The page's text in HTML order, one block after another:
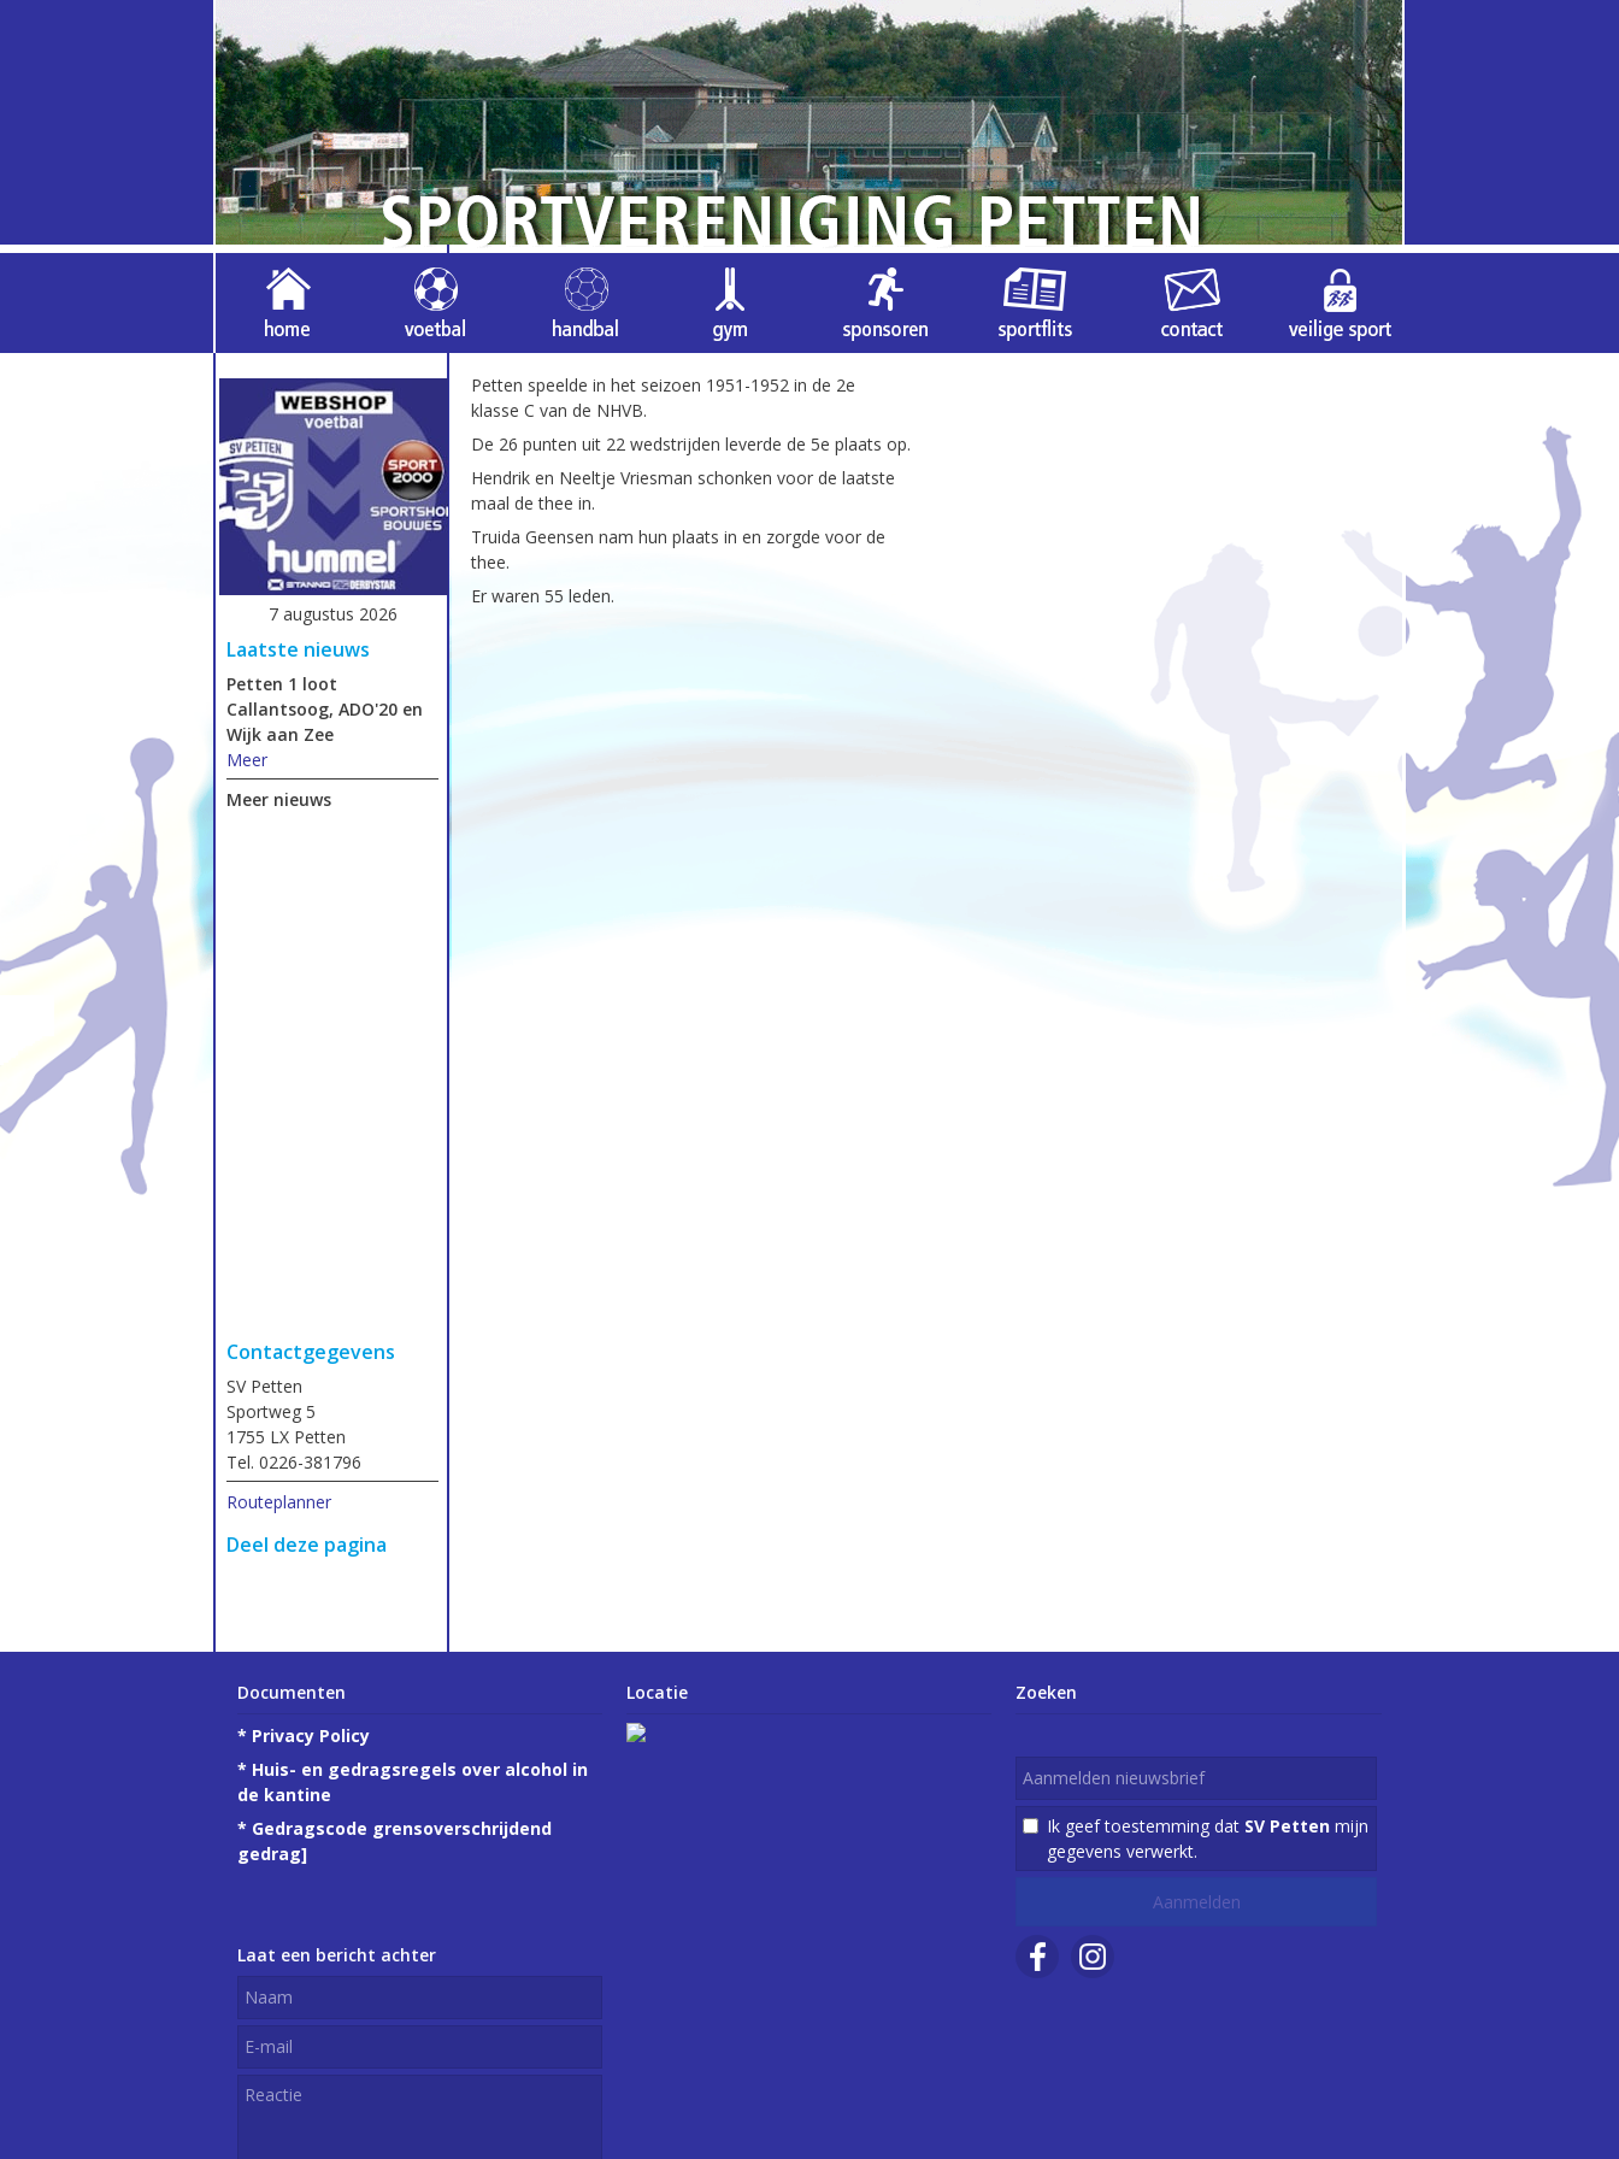
Petten speelde in het seizoen 1951-1952 in de 2e
klasse C van de NHVB.
De 26 punten uit 22 wedstrijden leverde de 5e plaats op.
Hendrik en Neeltje Vriesman schonken voor de laatste
maal de thee in.
Truida Geensen nam hun plaats in en zorgde voor de
thee.
Er waren 55 leden.
7 augustus 2026
Laatste nieuws
Petten 1 loot
Callantsoog, ADO'20 en
Wijk aan Zee
Meer
Meer nieuws
Contactgegevens
SV Petten
Sportweg 5
1755 LX Petten
Tel. 0226-381796
Routeplanner
Deel deze pagina
Documenten
* Privacy Policy
* Huis- en gedragsregels over alcohol in
de kantine
* Gedragscode grensoverschrijdend
gedrag]
Laat een bericht achter
Locatie Zoeken
Ik geef toestemming dat SV Petten mijn
gegevens verwerkt.